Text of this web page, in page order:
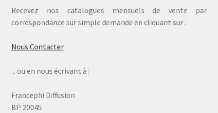
Recevez nos catalogues mensuels de vente par
correspondance sur simple demande en cliquant sur :
Nous Contacter
... ou en nous écrivant à :
Francephi Diffusion
BP 20045